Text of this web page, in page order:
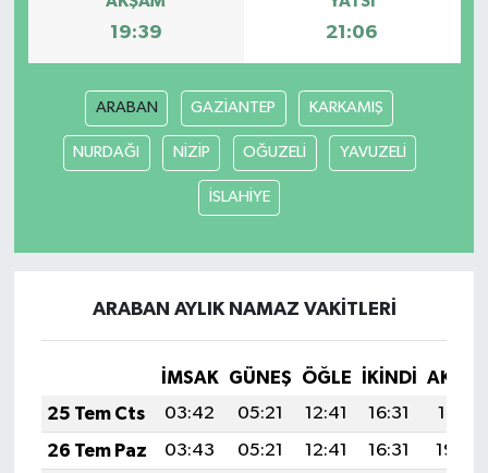
19:39 21:06
ARABAN GAZİANTEP KARKAMIŞ
NURDAĞI NİZİP OĞUZELİ YAVUZELİ
İSLAHİYE
ARABAN AYLIK NAMAZ VAKITLERI
İMSAK GÜNEŞ ÖĞLE İKINDI
25 Tem Cts
03:42 05:21 12:41 16:31
19:51
26 Tem Paz
03:43 05:21 12:41 16:31
19:50